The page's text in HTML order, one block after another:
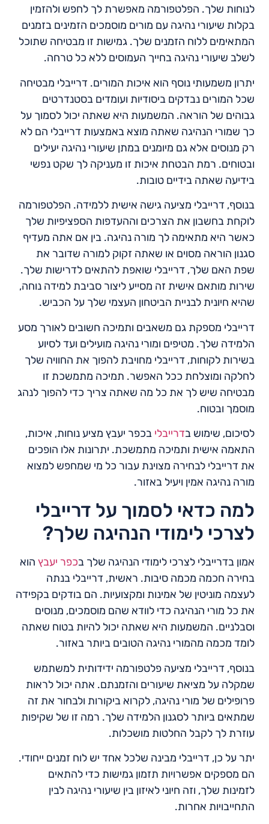
לנוחות שלך. הפלטפורמה מאפשרת לך לחפש ולהזמין
בקלות שיעורי נהיגה עם מורים מוסמכים הזמינים בזמנים
המתאימים ללוח הזמנים שלך. גמישות זו מבטיחה שתוכל
לשלב שיעורי נהיגה בחייך העמוסים ללא כל טרחה.
יתרון משמעותי נוסף הוא איכות המורים. דרייבלי מבטיחה
שכל המורים נבדקים ביסודיות ועומדים בסטנדרטים
גבוהים של הוראה. המשמעות היא שאתה יכול לסמוך על
כך שמורי הנהיגה שאתה מוצא באמצעות דרייבלי הם לא
רק מנוסים אלא גם מיומנים במתן שיעורי נהיגה יעילים
ובטוחים. רמת הבטחת איכות זו מעניקה לך שקט נפשי
בידיעה שאתה בידיים טובות.
בנוסף, דרייבלי מציעה גישה אישית ללמידה. הפלטפורמה
לוקחת בחשבון את הצרכים וההעדפות הספציפיות שלך
כאשר היא מתאימה לך מורה נהיגה. בין אם אתה מעדיף
סגנון הוראה מסוים או שאתה זקוק למורה שדובר את
שפת האם שלך, דרייבלי שואפת להתאים לדרישות שלך.
שירות מותאם אישית זה מסייע ליצור סביבת למידה נוחה,
שהיא חיונית לבניית הביטחון העצמי שלך על הכביש.
דרייבלי מספקת גם משאבים ותמיכה חשובים לאורך מסע
הלמידה שלך. מטיפים ומורי נהיגה מועילים ועד לסיוע
בשירות לקוחות, דרייבלי מחויבת להפוך את החוויה שלך
לחלקה ומוצלחת ככל האפשר. תמיכה מתמשכת זו
מבטיחה שיש לך את כל מה שאתה צריך כדי להפוך לנהג
מוסמך ובטוח.
לסיכום, שימוש בדרייבלי בכפר יעבץ מציע נוחות, איכות,
התאמה אישית ותמיכה מתמשכת. יתרונות אלו הופכים
את דרייבלי לבחירה מצוינת עבור כל מי שמחפש למצוא
מורה נהיגה אמין ויעיל באזור.
למה כדאי לסמוך על דרייבלי
לצרכי לימודי הנהיגה שלך?
אמון בדרייבלי לצרכי לימודי הנהיגה שלך בכפר יעבץ הוא
בחירה חכמה מכמה סיבות. ראשית, דרייבלי בנתה
לעצמה מוניטין של אמינות ומקצועיות. הם בודקים בקפידה
את כל מורי הנהיגה כדי לוודא שהם מוסמכים, מנוסים
וסבלניים. המשמעות היא שאתה יכול להיות בטוח שאתה
לומד מכמה מהמורי נהיגה הטובים ביותר באזור.
בנוסף, דרייבלי מציעה פלטפורמה ידידותית למשתמש
שמקלה על מציאת שיעורים והזמנתם. אתה יכול לראות
פרופילים של מורי נהיגה, לקרוא ביקורות ולבחור את זה
שמתאים ביותר לסגנון הלמידה שלך. רמה זו של שקיפות
עוזרת לך לקבל החלטות מושכלות.
יתר על כן, דרייבלי מבינה שלכל אחד יש לוח זמנים ייחודי.
הם מספקים אפשרויות תזמון גמישות כדי להתאים
לזמינות שלך, וזה חיוני לאיזון בין שיעורי נהיגה לבין
התחייבויות אחרות.